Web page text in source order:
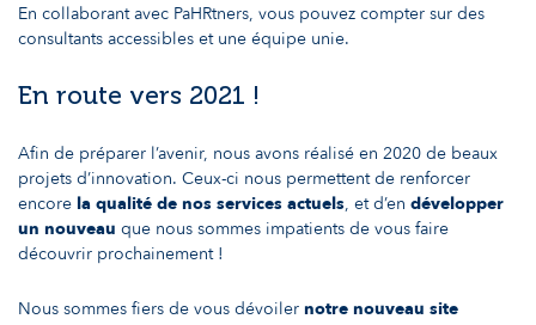
En collaborant avec PaHRtners, vous pouvez compter sur des
consultants accessibles et une équipe unie.
En route vers 2021 !
Afin de préparer l’avenir, nous avons réalisé en 2020 de beaux
projets d’innovation. Ceux-ci nous permettent de renforcer
encore la qualité de nos services actuels, et d’en développer
un nouveau que nous sommes impatients de vous faire
découvrir prochainement !
Nous sommes fiers de vous dévoiler notre nouveau site